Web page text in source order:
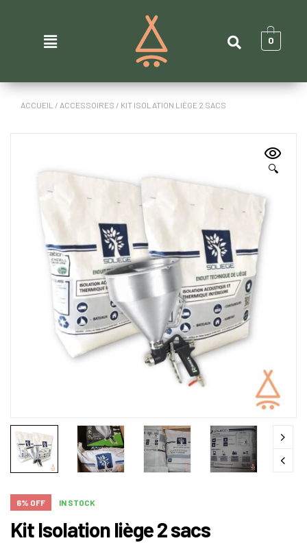
0
ACCUEIL / ACCESSOIRES / KIT ISOLATION LIÈGE 2 SACS
🔍
6% OFF IN STOCK
Kit Isolation liège 2 sacs